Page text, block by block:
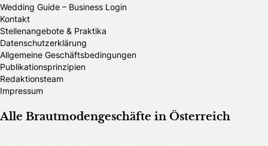
Wedding Guide – Business Login
Kontakt
Stellenangebote & Praktika
Datenschutzerklärung
Allgemeine Geschäftsbedingungen
Publikationsprinzipien
Redaktionsteam
Impressum
Alle Brautmodengeschäfte in Österreich